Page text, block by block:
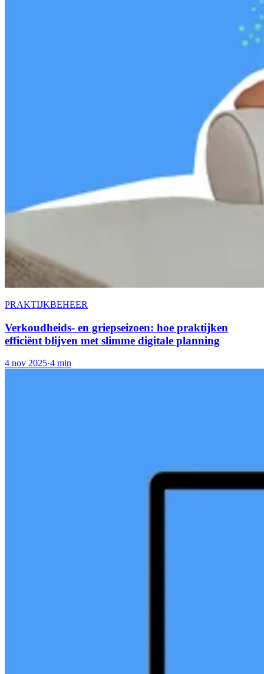
PRAKTIJKBEHEER
Verkoudheids- en griepseizoen: hoe praktijken
efficiënt blijven met slimme digitale planning
4 nov 2025·4 min